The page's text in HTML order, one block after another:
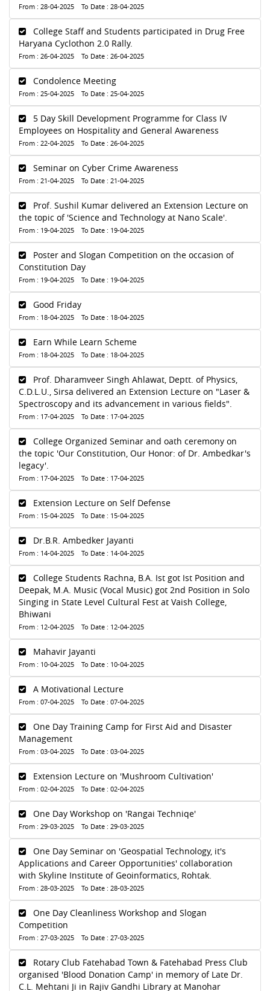
From : 28-04-2025 To Date : 28-04-2025
College Staff and Students participated in Drug Free
Haryana Cyclothon 2.0 Rally.
From : 26-04-2025 To Date : 26-04-2025
Condolence Meeting
From : 25-04-2025 To Date : 25-04-2025
5 Day Skill Development Programme for Class IV
Employees on Hospitality and General Awareness
From : 22-04-2025 To Date : 26-04-2025
Seminar on Cyber Crime Awareness
From : 21-04-2025 To Date : 21-04-2025
Prof. Sushil Kumar delivered an Extension Lecture on
the topic of 'Science and Technology at Nano Scale'.
From : 19-04-2025 To Date : 19-04-2025
Poster and Slogan Competition on the occasion of
Constitution Day
From : 19-04-2025 To Date : 19-04-2025
Good Friday
From : 18-04-2025 To Date : 18-04-2025
Earn While Learn Scheme
From : 18-04-2025 To Date : 18-04-2025
Prof. Dharamveer Singh Ahlawat, Deptt. of Physics,
C.D.L.U., Sirsa delivered an Extension Lecture on "Laser &
Spectroscopy and its advancement in various fields".
From : 17-04-2025 To Date : 17-04-2025
College Organized Seminar and oath ceremony on
the topic 'Our Constitution, Our Honor: of Dr. Ambedkar's
legacy'.
From : 17-04-2025 To Date : 17-04-2025
Extension Lecture on Self Defense
From : 15-04-2025 To Date : 15-04-2025
Dr.B.R. Ambedker Jayanti
From : 14-04-2025 To Date : 14-04-2025
College Students Rachna, B.A. Ist got Ist Position and
Deepak, M.A. Music (Vocal Music) got 2nd Position in Solo
Singing in State Level Cultural Fest at Vaish College,
Bhiwani
From : 12-04-2025 To Date : 12-04-2025
Mahavir Jayanti
From : 10-04-2025 To Date : 10-04-2025
A Motivational Lecture
From : 07-04-2025 To Date : 07-04-2025
One Day Training Camp for First Aid and Disaster
Management
From : 03-04-2025 To Date : 03-04-2025
Extension Lecture on 'Mushroom Cultivation'
From : 02-04-2025 To Date : 02-04-2025
One Day Workshop on 'Rangai Techniqe'
From : 29-03-2025 To Date : 29-03-2025
One Day Seminar on 'Geospatial Technology, it's
Applications and Career Opportunities' collaboration
with Skyline Institute of Geoinformatics, Rohtak.
From : 28-03-2025 To Date : 28-03-2025
One Day Cleanliness Workshop and Slogan
Competition
From : 27-03-2025 To Date : 27-03-2025
Rotary Club Fatehabad Town & Fatehabad Press Club
organised 'Blood Donation Camp' in memory of Late Dr.
C.L. Mehtani Ji in Rajiv Gandhi Library at Manohar